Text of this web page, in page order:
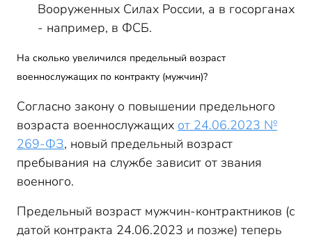
Вооруженных Силах России, а в госорганах
- например, в ФСБ.
На сколько увеличился предельный возраст
военнослужащих по контракту (мужчин)?
Согласно закону о повышении предельного
возраста военнослужащих от 24.06.2023 №
269-ФЗ, новый предельный возраст
пребывания на службе зависит от звания
военного.
Предельный возраст мужчин-контрактников (с
датой контракта 24.06.2023 и позже) теперь